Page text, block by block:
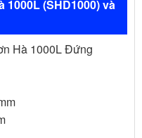
(SHD1000) và
Hà 1000L Đứng